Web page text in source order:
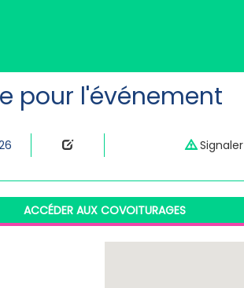
pour l'événement
Signaler
ACCÉDER AUX COVOITURAGES